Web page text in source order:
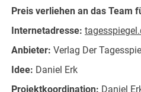
Preis verliehen an das Team
Internetadresse:
Anbieter: Verlag Der
Idee: Daniel Erk
Projektkoordination: Daniel